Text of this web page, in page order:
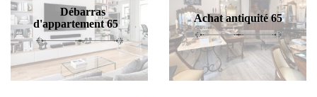
Débarras
d'appartement 65
Achat antiquité 65